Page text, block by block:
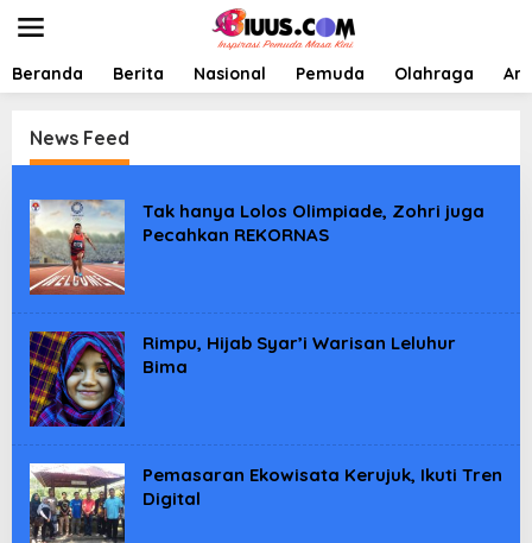
t
Beranda Berita Nasional Pemuda Olahraga
News Feed
I
U
U
S
I
O
N
E
S
I
A
Tak hanya Lolos Olimpiade, Zohri juga
Pecahkan REKORNAS
Rimpu, Hijab Syar’i Warisan Leluhur
Bima
Pemasaran Ekowisata Kerujuk, Ikuti Tren
Digital